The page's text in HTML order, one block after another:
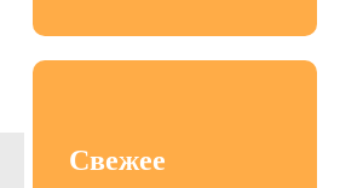
Свежее